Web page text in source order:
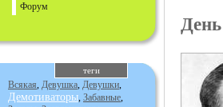
Форум
теги
Всякая, Девушка, Девушки,
Демотиваторы, Забавные,